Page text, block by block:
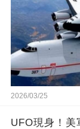
2026/03/25
UFO現身！美